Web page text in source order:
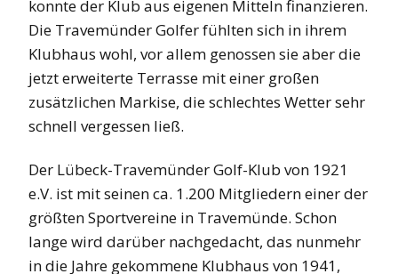
konnte der Klub aus eigenen Mitteln finanzieren.
Die Travemünder Golfer fühlten sich in ihrem
Klubhaus wohl, vor allem genossen sie aber die
jetzt erweiterte Terrasse mit einer großen
zusätzlichen Markise, die schlechtes Wetter sehr
schnell vergessen ließ.
Der Lübeck-Travemünder Golf-Klub von 1921
e.V. ist mit seinen ca. 1.200 Mitgliedern einer der
größten Sportvereine in Travemünde. Schon
lange wird darüber nachgedacht, das nunmehr
in die Jahre gekommene Klubhaus von 1941,